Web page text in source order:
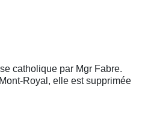
catholique par Mgr Fabre.
Royal, elle est supprimée